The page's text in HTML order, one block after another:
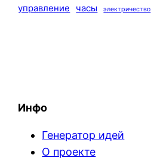
управление часы электричество
Инфо
Генератор идей
О проекте